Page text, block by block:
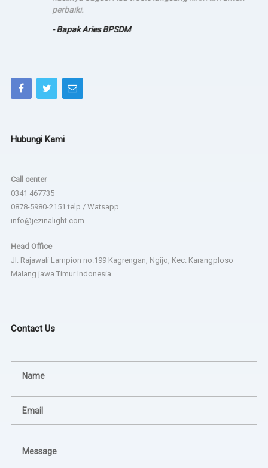
perbaiki.
- Bapak Aries BPSDM
Hubungi Kami
Call center
0341 467735
0878-5980-2151 telp / Watsapp
info@jezinalight.com
Head Office
Jl. Rajawali Lampion no.199 Kagrengan, Ngijo, Kec. Karangploso
Malang jawa Timur Indonesia
Contact Us